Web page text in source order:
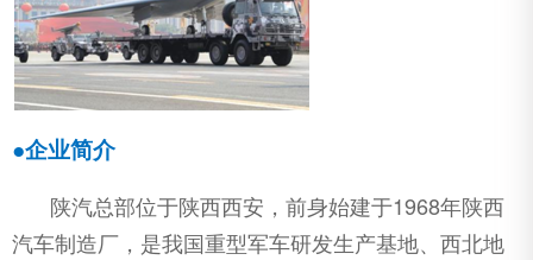
●企业简介
陕汽总部位于陕西西安，前身始建于1968年陕西
汽车制造厂，是我国重型军车研发生产基地、西北地